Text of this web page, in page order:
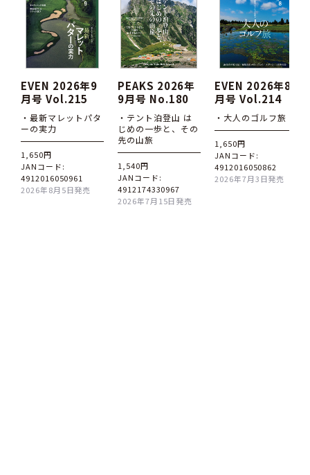
EVEN 2026年9
月号 Vol.215
・最新マレットパタ
ーの実力
1,650円
JANコード:
4912016050961
2026年8月5日発売
PEAKS 2026年
9月号 No.180
・テント泊登山 は
じめの一歩と、その
先の山旅
1,540円
JANコード:
4912174330967
2026年7月15日発売
EVEN 2026年8
月号 Vol.214
・大人のゴルフ旅
1,650円
JANコード:
4912016050862
2026年7月3日発売